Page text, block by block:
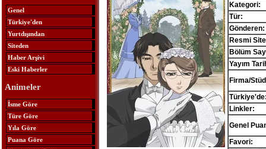
Genel
Türkiye'den
Yurtdışından
Siteden
Haber Arşivi
Eski Haberler
Animeler
İsme Göre
Türe Göre
Yıla Göre
Puana Göre
Kategori:
Tür:
Gönderen:
Resmi
Bölüm
Yayım
Firma/
Linkler:
Genel
Favori: